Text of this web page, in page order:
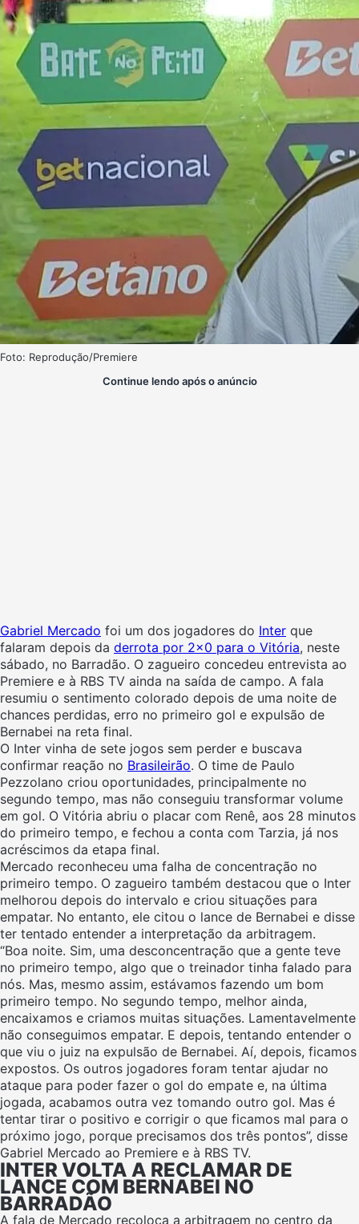
Foto: Reprodução/Premiere
Continue lendo após o anúncio
Gabriel Mercado foi um dos jogadores do Inter que
falaram depois da derrota por 2×0 para o Vitória, neste
sábado, no Barradão. O zagueiro concedeu entrevista ao
Premiere e à RBS TV ainda na saída de campo. A fala
resumiu o sentimento colorado depois de uma noite de
chances perdidas, erro no primeiro gol e expulsão de
Bernabei na reta final.
O Inter vinha de sete jogos sem perder e buscava
confirmar reação no Brasileirão. O time de Paulo
Pezzolano criou oportunidades, principalmente no
segundo tempo, mas não conseguiu transformar volume
em gol. O Vitória abriu o placar com Renê, aos 28 minutos
do primeiro tempo, e fechou a conta com Tarzia, já nos
acréscimos da etapa final.
Mercado reconheceu uma falha de concentração no
primeiro tempo. O zagueiro também destacou que o Inter
melhorou depois do intervalo e criou situações para
empatar. No entanto, ele citou o lance de Bernabei e disse
ter tentado entender a interpretação da arbitragem.
“Boa noite. Sim, uma desconcentração que a gente teve
no primeiro tempo, algo que o treinador tinha falado para
nós. Mas, mesmo assim, estávamos fazendo um bom
primeiro tempo. No segundo tempo, melhor ainda,
encaixamos e criamos muitas situações. Lamentavelmente
não conseguimos empatar. E depois, tentando entender o
que viu o juiz na expulsão de Bernabei. Aí, depois, ficamos
expostos. Os outros jogadores foram tentar ajudar no
ataque para poder fazer o gol do empate e, na última
jogada, acabamos outra vez tomando outro gol. Mas é
tentar tirar o positivo e corrigir o que ficamos mal para o
próximo jogo, porque precisamos dos três pontos”, disse
Gabriel Mercado ao Premiere e à RBS TV.
INTER VOLTA A RECLAMAR DE
LANCE COM BERNABEI NO
BARRADÃO
A fala de Mercado recoloca a arbitragem no centro da